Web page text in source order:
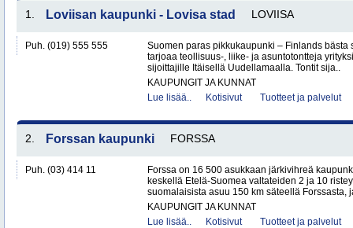
1. Loviisan kaupunki - Lovisa stad LOVIISA
Puh. (019) 555 555
Suomen paras pikkukaupunki – Finlands bästa
tarjoaa teollisuus-, liike- ja asuntotontteja
sijoittajille Itäisellä Uudellamaalla. Tontit sija..
KAUPUNGIT JA KUNNAT
Lue lisää..
Kotisivut Tuotteet ja palvelut
2. Forssan kaupunki FORSSA
Puh. (03) 414 11
Forssa on 16 500 asukkaan järkivihreä
keskellä Etelä-Suomea valtateiden 2 ja 10
suomalaisista asuu 150 km säteellä Forssasta,
KAUPUNGIT JA KUNNAT
Lue lisää..
Kotisivut Tuotteet ja palvelut